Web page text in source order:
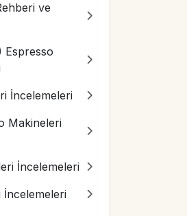
ve
Espresso
İncelemeleri
Makineleri
İncelemeleri
İncelemeleri